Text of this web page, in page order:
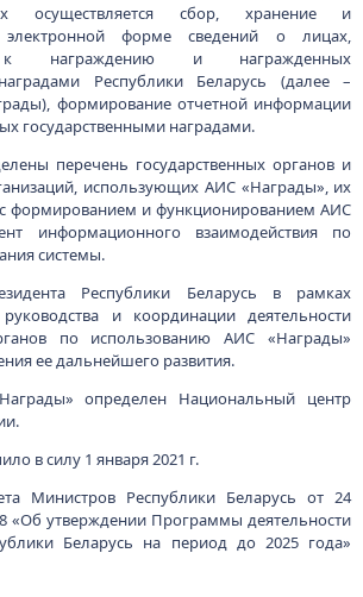
определен Национальный центр
в силу 1 января 2021 г.
Министров Республики Беларусь от 24
«Об утверждении Программы деятельности
Беларусь на период до 2025 года»
Программу деятельности
Беларусь на период до 2025 года
в области цифровизации.
экономики предусмотрено решение
органа – регулятора в области
управления;
информационных технологий в сферы
технологической политики в сфере
реализации и масштабирования